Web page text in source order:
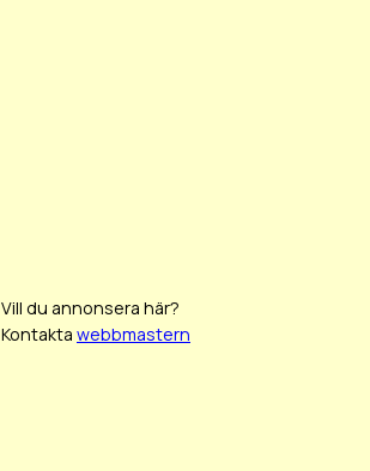
Vill du annonsera här?
Kontakta webbmastern